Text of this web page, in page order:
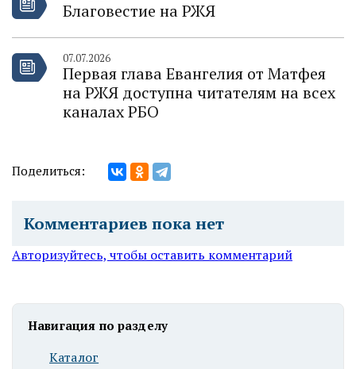
Благовестие на РЖЯ
07.07.2026
Первая глава Евангелия от Матфея
на РЖЯ доступна читателям на всех
каналах РБО
Поделиться:
Комментариев пока нет
Авторизуйтесь, чтобы оставить комментарий
Навигация по разделу
Каталог